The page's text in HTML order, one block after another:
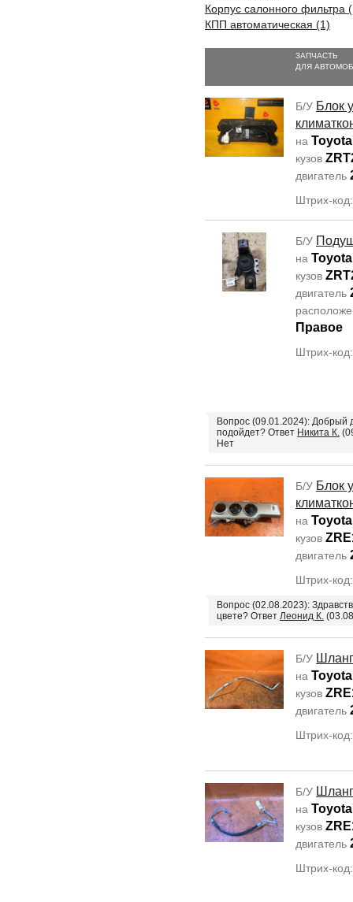
Корпус салонного фильтра
КПП автоматическая (1)
ЗАПЧАСТЬ
ДЛЯ
Б/У Блок
на
кузов
двигатель
Штрих-
Б/У
на
кузов
двигатель
Правое
Штрих-
Вопрос (09.01.2024): Добрый
подойдет? Ответ Никита К.
Нет
Б/У Блок
на
кузов
двигатель
Штрих-
Вопрос (02.08.2023):
цвете? Ответ Леонид К.
Б/У
на
кузов
двигатель
Штрих-
Б/У
на
кузов
двигатель
Штрих-